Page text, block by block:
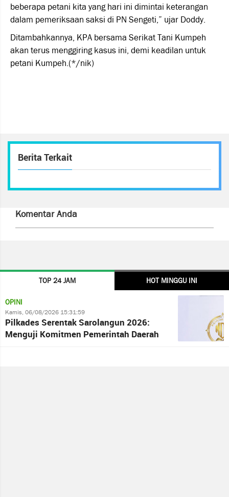
beberapa petani kita yang hari ini dimintai keterangan
dalam pemeriksaan saksi di PN Sengeti,” ujar Doddy.
Ditambahkannya, KPA bersama Serikat Tani Kumpeh
akan terus menggiring kasus ini, demi keadilan untuk
petani Kumpeh.(*/nik)
Berita Terkait
Komentar Anda
TOP 24 JAM HOT MINGGU INI
OPINI
Kamis, 06/08/2026 15:31:59
Pilkades Serentak Sarolangun 2026:
Menguji Komitmen Pemerintah Daerah